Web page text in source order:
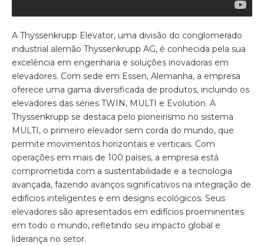
A Thyssenkrupp Elevator, uma divisão do conglomerado
industrial alemão Thyssenkrupp AG, é conhecida pela sua
excelência em engenharia e soluções inovadoras em
elevadores. Com sede em Essen, Alemanha, a empresa
oferece uma gama diversificada de produtos, incluindo os
elevadores das séries TWIN, MULTI e Evolution. A
Thyssenkrupp se destaca pelo pioneirismo no sistema
MULTI, o primeiro elevador sem corda do mundo, que
permite movimentos horizontais e verticais. Com
operações em mais de 100 países, a empresa está
comprometida com a sustentabilidade e a tecnologia
avançada, fazendo avanços significativos na integração de
edifícios inteligentes e em designs ecológicos. Seus
elevadores são apresentados em edifícios proeminentes
em todo o mundo, refletindo seu impacto global e
liderança no setor.